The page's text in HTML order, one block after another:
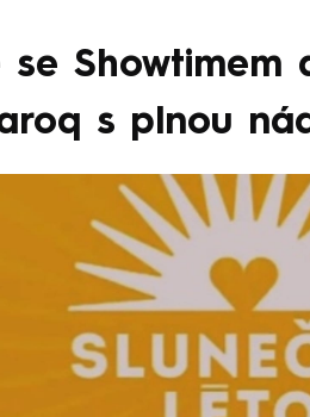
se Showtimem
s plnou